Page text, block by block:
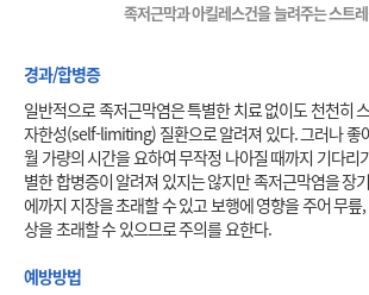
족저근막과 아킬레스건을 늘려주는 스트
경과/합병증
일반적으로 족저근막염은 특별한 치료 없이도 천천히
자한성(self-limiting) 질환으로 알려져 있다. 그러나 좋
월 가량의 시간을 요하여 무작정 나아질 때까지 기다리
별한 합병증이 알려져 있지는 않지만 족저근막염을 장
에까지 지장을 초래할 수 있고 보행에 영향을 주어 무릎
상을 초래할 수 있으므로 주의를 요한다.
예방방법